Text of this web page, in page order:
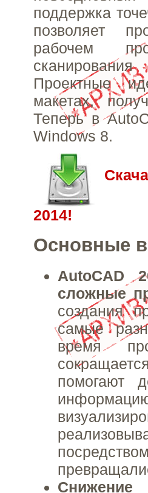
поддержка
позволяет
рабочем
Проектные
макетах,
Теперь в
Windows 8.
2014!
Основные
AutoCAD
сложные
создания
самые
время
помогают